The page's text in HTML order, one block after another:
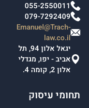
055-2550011
079-7292409
Emanuel@Trach-
law.co.il
יגאל אלון 94, תל
אביב - יפו, מגדלי
אלון 2, קומה 4.
תחומי עיסוק